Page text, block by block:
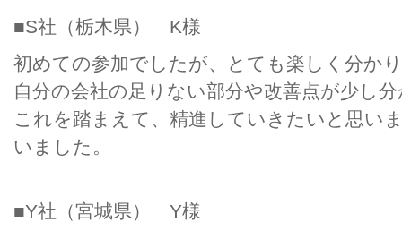
■S社（栃木県） K様
初めての参加でしたが、とても楽しく分か
自分の会社の足りない部分や改善点が少し
これを踏まえて、精進していきたいと思い
いました。
■Y社（宮城県） Y様